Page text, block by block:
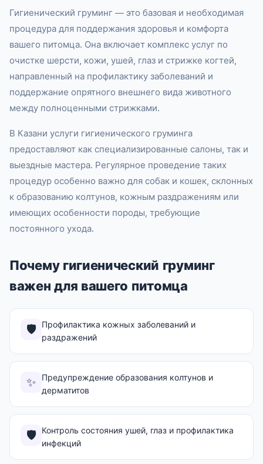
Гигиенический груминг — это базовая и необходимая
процедура для поддержания здоровья и комфорта
вашего питомца. Она включает комплекс услуг по
очистке шерсти, кожи, ушей, глаз и стрижке когтей,
направленный на профилактику заболеваний и
поддержание опрятного внешнего вида животного
между полноценными стрижками.
В Казани услуги гигиенического груминга
предоставляют как специализированные салоны, так и
выездные мастера. Регулярное проведение таких
процедур особенно важно для собак и кошек, склонных
к образованию колтунов, кожным раздражениям или
имеющих особенности породы, требующие
постоянного ухода.
Почему гигиенический груминг
важен для вашего питомца
🛡️
Профилактика кожных заболеваний и
раздражений
✨
Предупреждение образования колтунов и
дерматитов
🛡️
Контроль состояния ушей, глаз и профилактика
инфекций